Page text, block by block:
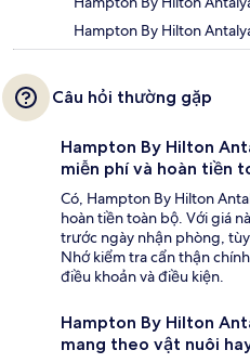
Hampton By Hilton
Câu hỏi thường gặp
Hampton By Hilton
miễn phí và hoàn tiền
Có, Hampton By Hilton
hoàn tiền toàn bộ. Với giá
trước ngày nhận phòng,
Nhớ kiểm tra cẩn thận
điều khoản và điều kiện.
Hampton By Hilton
mang theo vật nuôi